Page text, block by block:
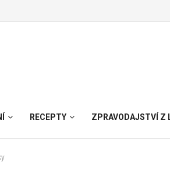
RECEPTY ZPRAVODAJSTVÍ Z